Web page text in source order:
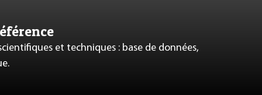
et techniques : base de données,